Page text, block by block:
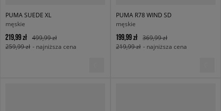
PUMA SUEDE XL
męskie
219,99 zł
499,99 zł
259,99 zł - najniższa cena
PUMA R78 WIND SD
męskie
199,99 zł
369,99 zł
219,99 zł - najniższa cena